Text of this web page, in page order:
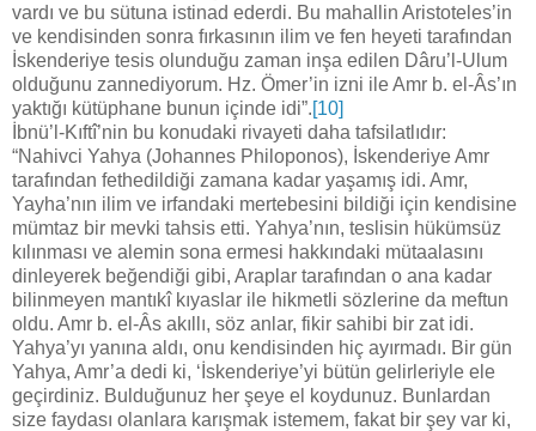
vardı ve bu sütuna istinad ederdi. Bu mahallin Aristoteles’in
ve kendisinden sonra fırkasının ilim ve fen heyeti tarafından
İskenderiye tesis olunduğu zaman inşa edilen Dâru’l-Ulum
olduğunu zannediyorum. Hz. Ömer’in izni ile Amr b. el-Âs’ın
yaktığı kütüphane bunun içinde idi”.[10]
İbnü’l-Kıftî’nin bu konudaki rivayeti daha tafsilatlıdır:
“Nahivci Yahya (Johannes Philoponos), İskenderiye Amr
tarafından fethedildiği zamana kadar yaşamış idi. Amr,
Yayha’nın ilim ve irfandaki mertebesini bildiği için kendisine
mümtaz bir mevki tahsis etti. Yahya’nın, teslisin hükümsüz
kılınması ve alemin sona ermesi hakkındaki mütaalasını
dinleyerek beğendiği gibi, Araplar tarafından o ana kadar
bilinmeyen mantıkî kıyaslar ile hikmetli sözlerine da meftun
oldu. Amr b. el-Âs akıllı, söz anlar, fikir sahibi bir zat idi.
Yahya’yı yanına aldı, onu kendisinden hiç ayırmadı. Bir gün
Yahya, Amr’a dedi ki, ‘İskenderiye’yi bütün gelirleriyle ele
geçirdiniz. Bulduğunuz her şeye el koydunuz. Bunlardan
size faydası olanlara karışmak istemem, fakat bir şey var ki,